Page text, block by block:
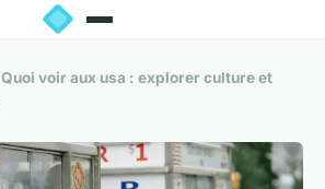
Quoi voir aux usa : explorer culture et